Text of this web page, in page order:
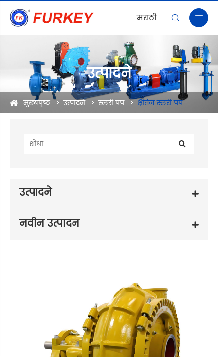
मराठी  
उत्पादने
मुख्यपृष्ठ उत्पादने स्लरी पंप क्षैतिज स्लरी पंप
उत्पादने
नवीन उत्पादन